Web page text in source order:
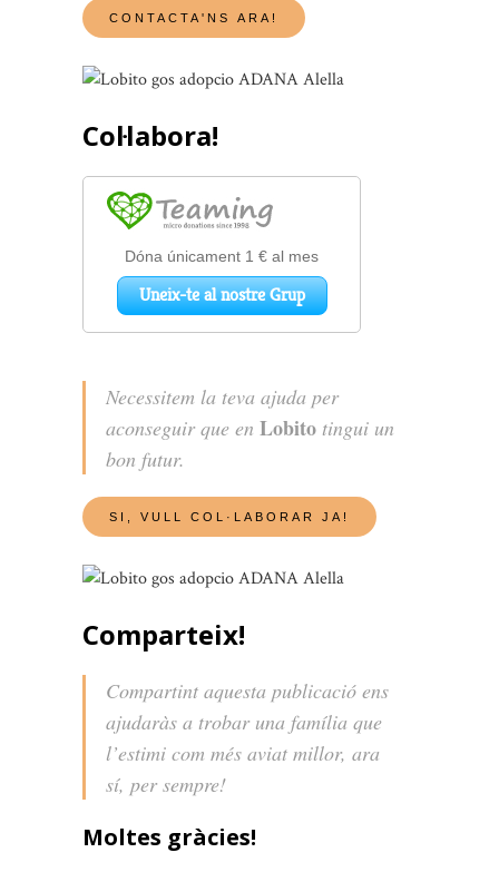
Col·labora!
Necessitem la teva ajuda per
aconseguir que en Lobito tingui un
bon futur.
Comparteix!
Compartint aquesta publicació ens
ajudaràs a trobar una família que
l’estimi com més aviat millor, ara
sí, per sempre!
Moltes gràcies!